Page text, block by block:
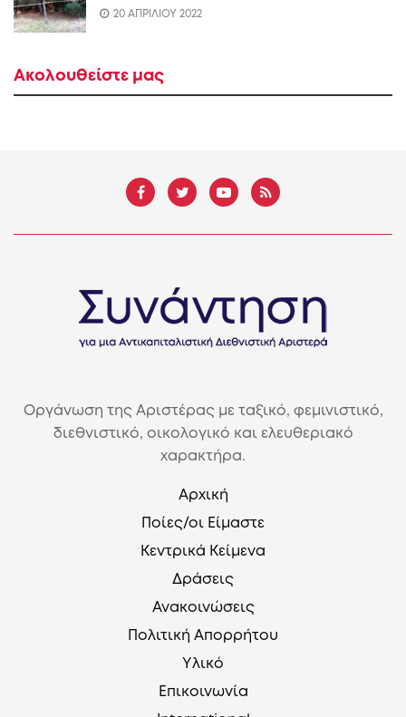
20 ΑΠΡΙΛΙΟΥ 2022
Ακολουθείστε μας
Οργάνωση της Αριστέρας με ταξικό, φεμινιστικό,
διεθνιστικό, οικολογικό και ελευθεριακό
χαρακτήρα.
Αρχική
Ποίες/οι Είμαστε
Κεντρικά Κείμενα
Δράσεις
Ανακοινώσεις
Πολιτική Απορρήτου
Υλικό
Επικοινωνία